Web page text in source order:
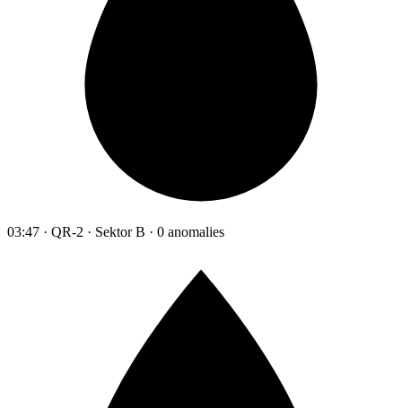
03:47 · QR-2 · Sektor B · 0 anomalies